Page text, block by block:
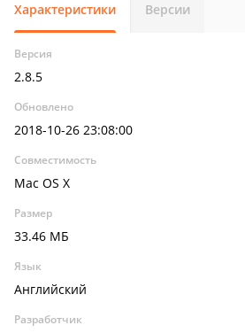
Характеристики Версии
Версия
2.8.5
Обновлено
2018-10-26 23:08:00
Совместимость
Mac OS X
Размер
33.46 МБ
Язык
Английский
Разработчик